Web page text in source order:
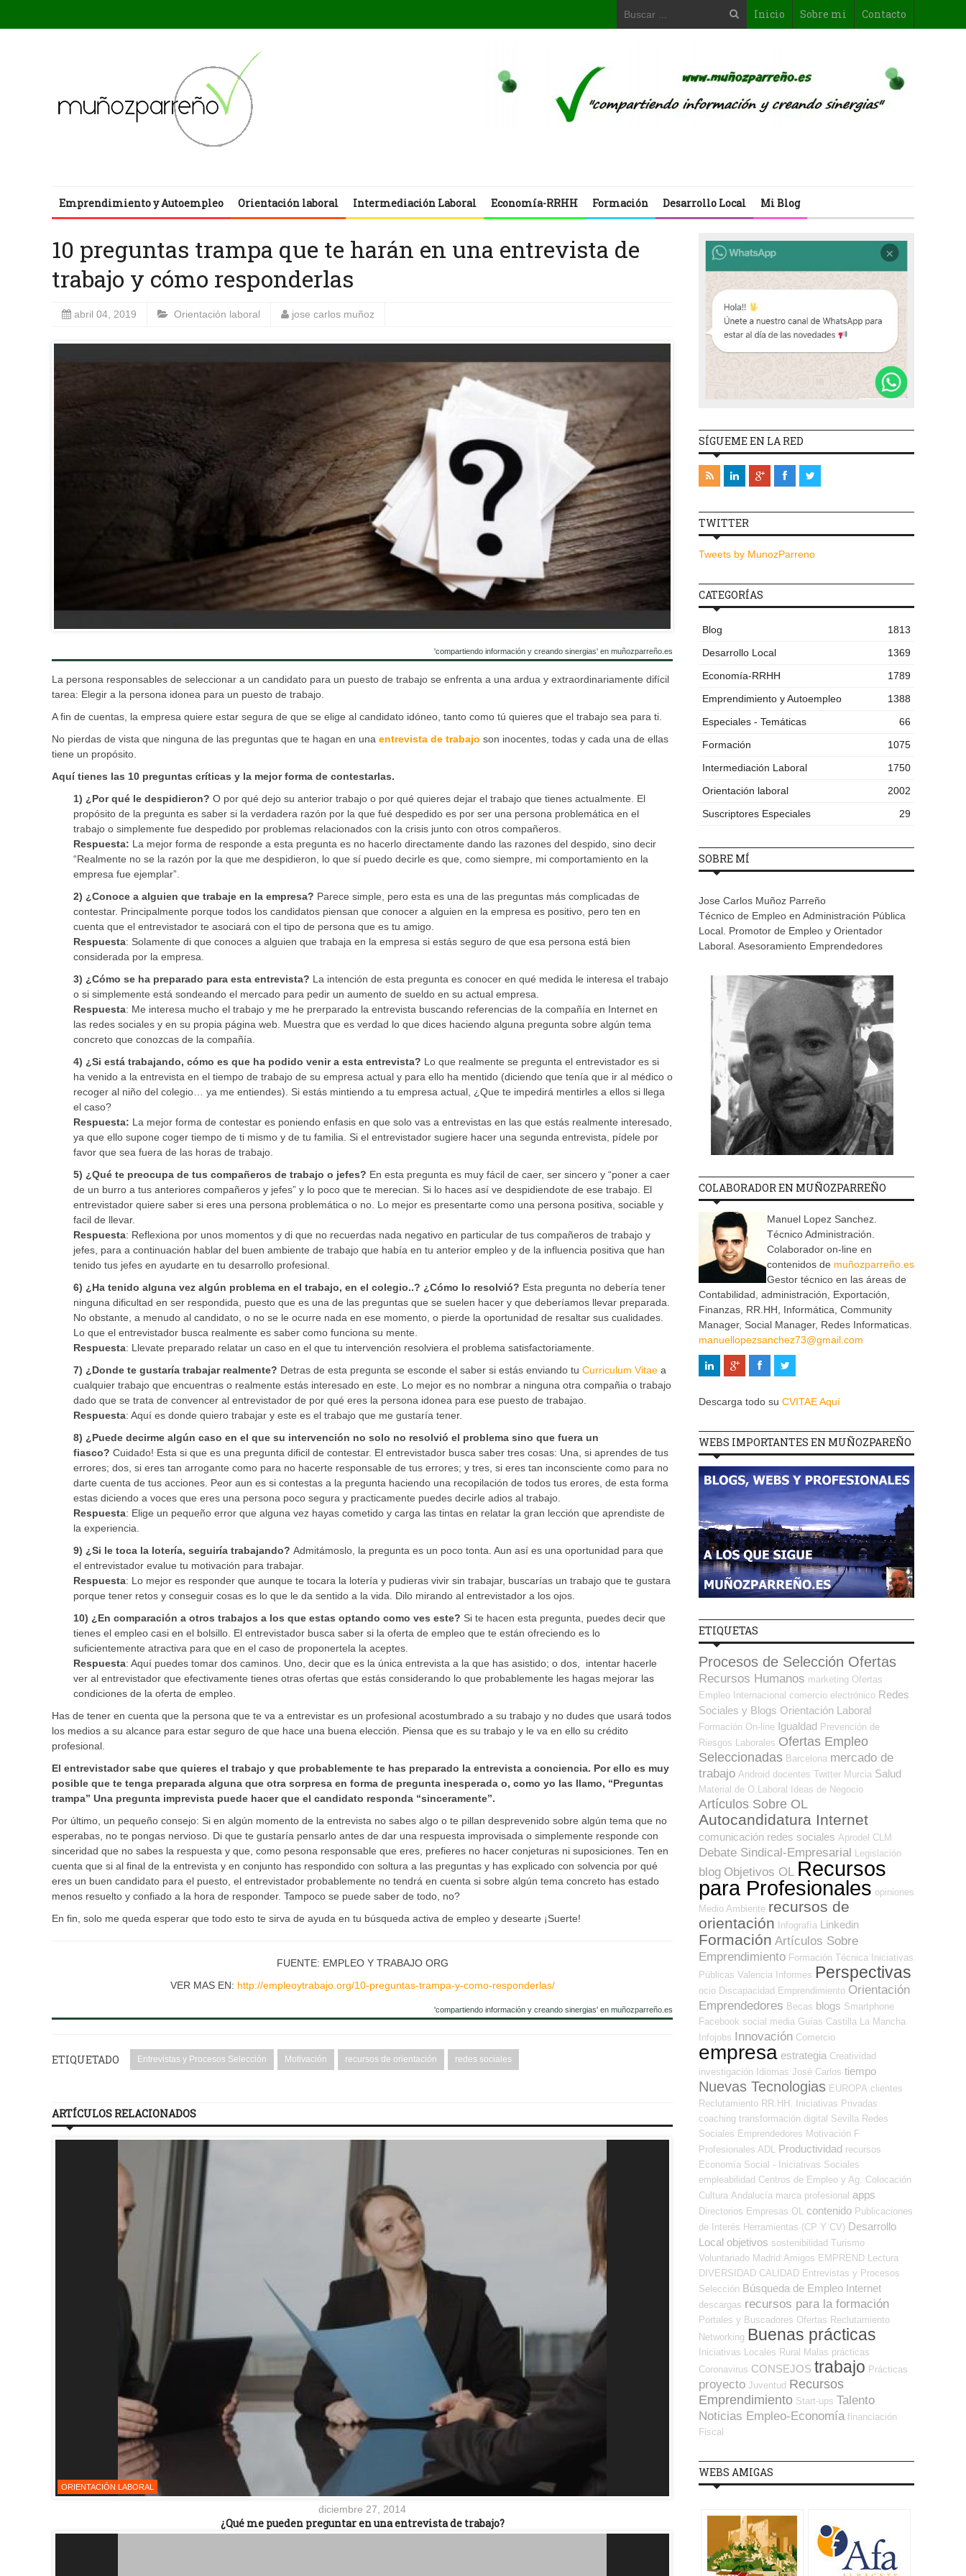
Inicio Sobre mi Contacto
Emprendimiento y Autoempleo Orientación laboral Intermediación Laboral Economía-RRHH Formación Desarrollo Local Mi Blog
10 preguntas trampa que te harán en una entrevista de
trabajo y cómo responderlas
abril 04, 2019 Orientación laboral jose carlos muñoz
'compartiendo información y creando sinergias' en muñozparreño.es
La persona responsables de seleccionar a un candidato para un puesto de trabajo se enfrenta a una ardua y extraordinariamente difícil
tarea: Elegir a la persona idonea para un puesto de trabajo.
A fin de cuentas, la empresa quiere estar segura de que se elige al candidato idóneo, tanto como tú quieres que el trabajo sea para ti.
No pierdas de vista que ninguna de las preguntas que te hagan en una entrevista de trabajo son inocentes, todas y cada una de ellas
tiene un propósito.
Aquí tienes las 10 preguntas críticas y la mejor forma de contestarlas.
1) ¿Por qué le despidieron? O por qué dejo su anterior trabajo o por qué quieres dejar el trabajo que tienes actualmente. El
propósito de la pregunta es saber si la verdadera razón por la que fué despedido es por ser una persona problemática en el
trabajo o simplemente fue despedido por problemas relacionados con la crisis junto con otros compañeros.
Respuesta: La mejor forma de responde a esta pregunta es no hacerlo directamente dando las razones del despido, sino decir
“Realmente no se la razón por la que me despidieron, lo que sí puedo decirle es que, como siempre, mi comportamiento en la
empresa fue ejemplar”.
2) ¿Conoce a alguien que trabaje en la empresa? Parece simple, pero esta es una de las preguntas más complicadas de
contestar. Principalmente porque todos los candidatos piensan que conocer a alguien en la empresa es positivo, pero ten en
cuenta que el entrevistador te asociará con el tipo de persona que es tu amigo.
Respuesta: Solamente di que conoces a alguien que trabaja en la empresa si estás seguro de que esa persona está bien
considerada por la empresa.
3) ¿Cómo se ha preparado para esta entrevista? La intención de esta pregunta es conocer en qué medida le interesa el trabajo
o si simplemente está sondeando el mercado para pedir un aumento de sueldo en su actual empresa.
Respuesta: Me interesa mucho el trabajo y me he prerparado la entrevista buscando referencias de la compañía en Internet en
las redes sociales y en su propia página web. Muestra que es verdad lo que dices haciendo alguna pregunta sobre algún tema
concreto que conozcas de la compañía.
4) ¿Si está trabajando, cómo es que ha podido venir a esta entrevista? Lo que realmente se pregunta el entrevistador es si
ha venido a la entrevista en el tiempo de trabajo de su empresa actual y para ello ha mentido (diciendo que tenía que ir al médico o
recoger al niño del colegio… ya me entiendes). Si estás mintiendo a tu empresa actual, ¿Que te impedirá mentirles a ellos si llega
el caso?
Respuesta: La mejor forma de contestar es poniendo enfasis en que solo vas a entrevistas en las que estás realmente interesado,
ya que ello supone coger tiempo de ti mismo y de tu familia. Si el entrevistador sugiere hacer una segunda entrevista, pídele por
favor que sea fuera de las horas de trabajo.
5) ¿Qué te preocupa de tus compañeros de trabajo o jefes? En esta pregunta es muy fácil de caer, ser sincero y “poner a caer
de un burro a tus anteriores compañeros y jefes” y lo poco que te merecian. Si lo haces así ve despidiendote de ese trabajo. El
entrevistador quiere saber si eres una persona problemática o no. Lo mejor es presentarte como una persona positiva, sociable y
facil de llevar.
Respuesta: Reflexiona por unos momentos y di que no recuerdas nada negativo en particular de tus compañeros de trabajo y
jefes, para a continuación hablar del buen ambiente de trabajo que había en tu anterior empleo y de la influencia positiva que han
tenido tus jefes en ayudarte en tu desarrollo profesional.
6) ¿Ha tenido alguna vez algún problema en el trabajo, en el colegio..? ¿Cómo lo resolvió? Esta pregunta no debería tener
ninguna dificultad en ser respondida, puesto que es una de las preguntas que se suelen hacer y que deberíamos llevar preparada.
No obstante, a menudo al candidato, o no se le ocurre nada en ese momento, o pierde la oportunidad de resaltar sus cualidades.
Lo que el entrevistador busca realmente es saber como funciona su mente.
Respuesta: Llevate preparado relatar un caso en el que tu intervención resolviera el problema satisfactoriamente.
7) ¿Donde te gustaría trabajar realmente? Detras de esta pregunta se esconde el saber si estás enviando tu Curriculum Vitae a
cualquier trabajo que encuentras o realmente estás interesado en este. Lo mejor es no nombrar a ninguna otra compañia o trabajo
dado que se trata de convencer al entrevistador de por qué eres la persona idonea para ese puesto de trabajao.
Respuesta: Aquí es donde quiero trabajar y este es el trabajo que me gustaría tener.
8) ¿Puede decirme algún caso en el que su intervención no solo no resolvió el problema sino que fuera un
fiasco? Cuidado! Esta si que es una pregunta dificil de contestar. El entrevistador busca saber tres cosas: Una, si aprendes de tus
errores; dos, si eres tan arrogante como para no hacerte responsable de tus errores; y tres, si eres tan inconsciente como para no
darte cuenta de tus acciones. Peor aun es si contestas a la pregunta haciendo una recopilación de todos tus erores, de esta forma
estas diciendo a voces que eres una persona poco segura y practicamente puedes decirle adios al trabajo.
Respuesta: Elige un pequeño error que alguna vez hayas cometido y carga las tintas en relatar la gran lección que aprendiste de
la experiencia.
9) ¿Si le toca la lotería, seguiría trabajando? Admitámoslo, la pregunta es un poco tonta. Aun así es una oportunidad para que
el entrevistador evalue tu motivación para trabajar.
Respuesta: Lo mejor es responder que aunque te tocara la lotería y pudieras vivir sin trabajar, buscarías un trabajo que te gustara
porque tener retos y conseguir cosas es lo que le da sentido a la vida. Dilo mirando al entrevistador a los ojos.
10) ¿En comparación a otros trabajos a los que estas optando como ves este? Si te hacen esta pregunta, puedes decir que
tienes el empleo casi en el bolsillo. El entrevistador busca saber si la oferta de empleo que te están ofreciendo es lo
suficientemente atractiva para que en el caso de proponertela la aceptes.
Respuesta: Aquí puedes tomar dos caminos. Uno, decir que es la única entrevista a la que has asistido; o dos, intentar hacerle
ver al entrevistador que efectivamente tienes otras ofertas que estás considerando lo que probablemente les hagas mejorar las
condiciones de la oferta de empleo.
Has de tener en cuenta que la persona que te va a entrevistar es un profesional acostumbrado a su trabajo y no dudes que usará todos
los medios a su alcance para estar seguro de que hace una buena elección. Piensa que es su trabajo y le va en ello su crédito
profesional.
El entrevistador sabe que quieres el trabajo y que probablemente te has preparado la entrevista a conciencia. Por ello es muy
posible que te tenga preparada alguna que otra sorpresa en forma de pregunta inesperada o, como yo las llamo, “Preguntas
trampa” Una pregunta imprevista puede hacer que el candidato responda “sinceramente”.
Por último, un pequeño consejo: Si en algún momento de la entrevista no sabes algo o te pillan desprevenido sobre algún tema que no
esperabas, no te pongas nervioso. Di que te gustaría pensarlo antes de dar una respuesta improvisada o simplemente responde con
sinceridad que no sabes la respuesta y que, como pesona responsable que eres, prefieres no hacer conjeturas ni suposiciones. Ten en
cuenta que si al final de la entrevista y en conjunto has respondido con soltura a las preguntas y has explicado con solvencia por qué
eres un buen candidato para el puesto, el entrevistador probablemente no tendrá en cuenta si sobre algún tema concreto has estado
menos resuelto y confiado a la hora de responder. Tampoco se puede saber de todo, no?
En fin, solo me queda esperar que todo esto te sirva de ayuda en tu búsqueda activa de empleo y desearte ¡Suerte!
FUENTE: EMPLEO Y TRABAJO ORG
VER MAS EN: http://empleoytrabajo.org/10-preguntas-trampa-y-como-responderlas/
'compartiendo información y creando sinergias' en muñozparreño.es
ETIQUETADO Entrevistas y Procesos Selección Motivación recursos de orientación redes sociales
ARTÍCULOS RELACIONADOS
ORIENTACIÓN LABORAL
diciembre 27, 2014
¿Qué me pueden preguntar en una entrevista de trabajo?
SÍGUEME EN LA RED
TWITTER
Tweets by MunozParreno
CATEGORÍAS
Blog
1813
Desarrollo Local
1369
Economía-RRHH
1789
Emprendimiento y Autoempleo
1388
Especiales - Temáticas
66
Formación
1075
Intermediación Laboral
1750
Orientación laboral
2002
Suscriptores Especiales
29
SOBRE MÍ
Jose Carlos Muñoz Parreño
Técnico de Empleo en Administración Pública
Local. Promotor de Empleo y Orientador
Laboral. Asesoramiento Emprendedores
COLABORADOR EN MUÑOZPARREÑO
Manuel Lopez Sanchez.
Técnico Administración.
Colaborador on-line en
contenidos de muñozparreño.es
Gestor técnico en las áreas de
Contabilidad, administración, Exportación,
Finanzas, RR.HH, Informática, Community
Manager, Social Manager, Redes Informaticas.
manuellopezsanchez73@gmail.com
Descarga todo su CVITAE Aquí
WEBS IMPORTANTES EN MUÑOZPAREÑO
ETIQUETAS
Procesos de Selección Ofertas
Recursos Humanos marketing Ofertas
Empleo Internacional comercio electrónico Redes
Sociales y Blogs Orientación Laboral
Formación On-line Igualdad Prevención de
Riesgos Laborales Ofertas Empleo
Seleccionadas Barcelona mercado de
trabajo Android docentes Twitter Murcia Salud
Material de O.Laboral Ideas de Negocio
Artículos Sobre OL
Autocandidatura Internet
comunicación redes sociales Aprodel CLM
Debate Sindical-Empresarial Legislación
blog Objetivos OL Recursos
para Profesionales opiniones
Medio Ambiente recursos de
orientación
Infografía Linkedin
Formación Artículos Sobre
Emprendimiento Formación Técnica
Iniciativas
Públicas Valencia Informes Perspectivas
ocio Discapacidad Emprendimiento Orientación
Emprendedores Becas blogs Smartphone
Facebook social media Guías Castilla La Mancha
Infojobs Innovación Comercio
empresa estrategia Creatividad
investigación
Idiomas José Carlos tiempo
Nuevas Tecnologias EUROPA clientes
Reclutamiento RR.HH.
Iniciativas Privadas
coaching transformación digital Sevilla Redes
Sociales Emprendedores Motivación F
Profesionales ADL
Productividad recursos
Economía Social - Iniciativas Sociales
empleabilidad Centros de Empleo y Ag. Colocación
Cultura Andalucía marca profesional apps
Directorios Empresas OL contenido Publicaciones
de Interés Herramientas (CP Y CV) Desarrollo
Local objetivos sostenibilidad Turismo
Voluntariado Madrid Amigos EMPREND
Lectura
DIVERSIDAD CALIDAD Entrevistas y Procesos
Selección Búsqueda de Empleo Internet
descargas recursos para la formación
Portales y Buscadores Ofertas Reclutamiento
Networking Buenas prácticas
Iniciativas Locales Rural
Malas prácticas
Coronavirus CONSEJOS trabajo Prácticas
proyecto Juventud Recursos
Emprendimiento Start-ups Talento
Noticias Empleo-Economía financiación
Fiscal
WEBS AMIGAS